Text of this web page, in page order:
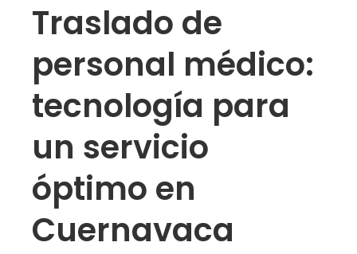
Traslado de
personal médico:
tecnología para
un servicio
óptimo en
Cuernavaca